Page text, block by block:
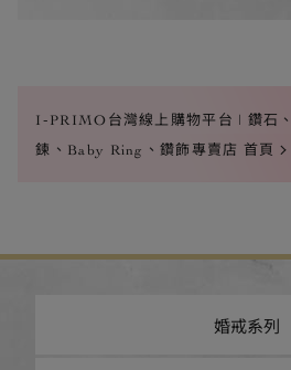
I-PRIMO台灣線上購物平台 | 鑽石
鍊、Baby Ring、鑽飾專賣店 首頁
婚戒系列